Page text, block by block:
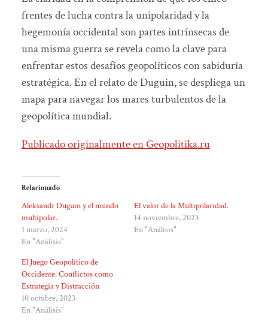
frentes de lucha contra la unipolaridad y la
hegemonía occidental son partes intrínsecas de
una misma guerra se revela como la clave para
enfrentar estos desafíos geopolíticos con sabiduría
estratégica. En el relato de Duguin, se despliega un
mapa para navegar los mares turbulentos de la
geopolítica mundial.
Publicado originalmente en Geopolitika.ru
Relacionado
Aleksandr Duguin y el mundo
multipolar.
1 marzo, 2024
En "Análisis"
El valor de la Multipolaridad.
14 noviembre, 2023
En "Análisis"
El Juego Geopolítico de
Occidente: Conflictos como
Estrategia y Distracción
10 octubre, 2023
En "Análisis"